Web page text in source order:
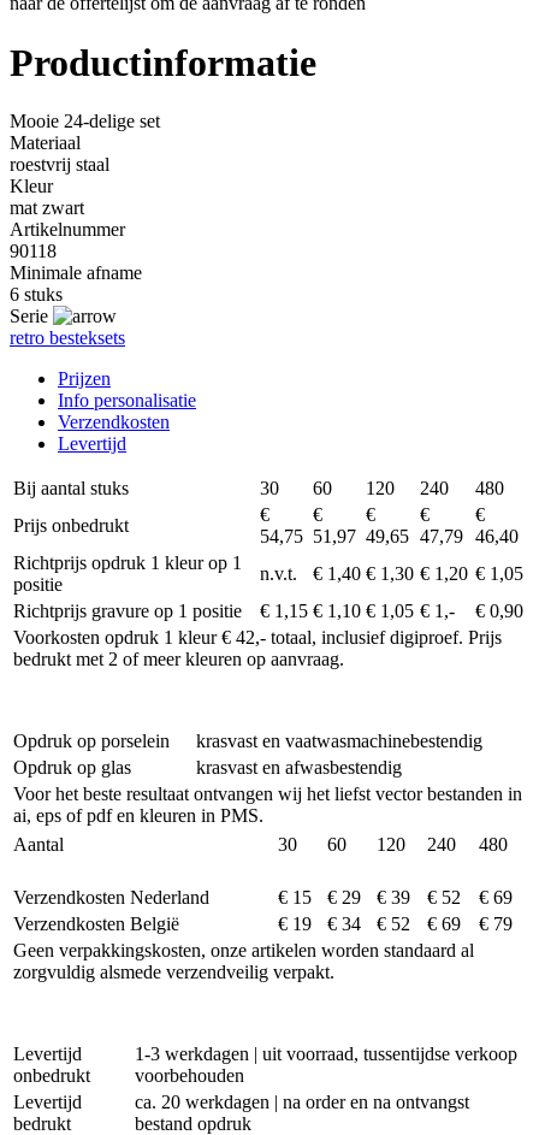
Productinformatie
Mooie 24-delige set
Materiaal
roestvrij staal
Kleur
mat zwart
Artikelnummer
90118
Minimale afname
6 stuks
Serie
retro besteksets
Prijzen
Info personalisatie
Verzendkosten
Levertijd
Bij aantal stuks 30 60 120 240
480
Prijs onbedrukt
€
54,75
€
51,97
€
49,65
€
47,79
€
46,40
Richtprijs opdruk 1 kleur op 1
positie
n.v.t. € 1,40 € 1,30 € 1,20 € 1,05
Richtprijs gravure op 1 positie
€ 1,15 € 1,10 € 1,05 € 1,-
€ 0,90
Voorkosten opdruk 1 kleur € 42,- totaal, inclusief digiproef. Prijs
bedrukt met 2 of meer kleuren op aanvraag.
Opdruk op porselein
krasvast en vaatwasmachinebestendig
Opdruk op glas
krasvast en afwasbestendig
Voor het beste resultaat ontvangen wij het liefst vector bestanden in
ai, eps of pdf en kleuren in PMS.
Aantal
30 60 120 240 480
Verzendkosten Nederland € 15 € 29 € 39 € 52
€ 69
Verzendkosten België
€ 19 € 34 € 52 € 69
€ 79
Geen verpakkingskosten, onze artikelen worden standaard al
zorgvuldig alsmede verzendveilig verpakt.
Levertijd
onbedrukt
1-3 werkdagen | uit voorraad, tussentijdse verkoop
voorbehouden
Levertijd
bedrukt
ca. 20 werkdagen | na order en na ontvangst
bestand opdruk